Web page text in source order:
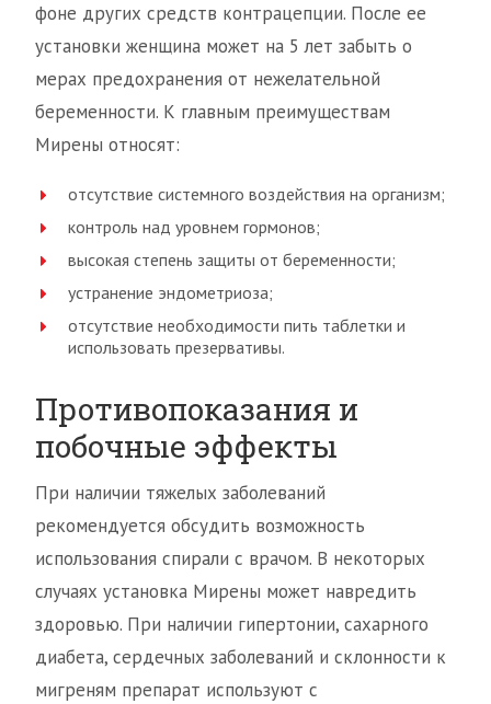
фоне других средств контрацепции. После ее
установки женщина может на 5 лет забыть о
мерах предохранения от нежелательной
беременности. К главным преимуществам
Мирены относят:
отсутствие системного воздействия на организм;
контроль над уровнем гормонов;
высокая степень защиты от беременности;
устранение эндометриоза;
отсутствие необходимости пить таблетки и
использовать презервативы.
Противопоказания и
побочные эффекты
При наличии тяжелых заболеваний
рекомендуется обсудить возможность
использования спирали с врачом. В некоторых
случаях установка Мирены может навредить
здоровью. При наличии гипертонии, сахарного
диабета, сердечных заболеваний и склонности к
мигреням препарат используют с